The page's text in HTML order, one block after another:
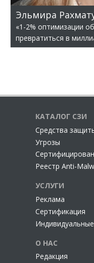
Эльмира
«1-2% оптимизации
превратиться в
КАТАЛОГ СЗИ
Cредства
Угрозы
Реестр Anti-
УСЛУГИ
Реклама
Сертификация
О НАС
Редакция